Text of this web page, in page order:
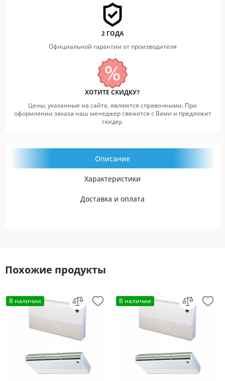
2 ГОДА
Официальной гарантии от производителя
ХОТИТЕ СКИДКУ?
Цены, указанные на сайте, являются справочными. При
оформлении заказа наш менеджер свяжется с Вами и предложит
скидку.
Описание
Характеристики
Доставка и оплата
Похожие продукты
В наличии В наличии